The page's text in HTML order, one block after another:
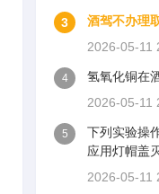
3
酒驾不办理
2026-05-11
4
氢氧化铜在
2026-05-11
5
下列实验操
应用灯帽盖
2026-05-11